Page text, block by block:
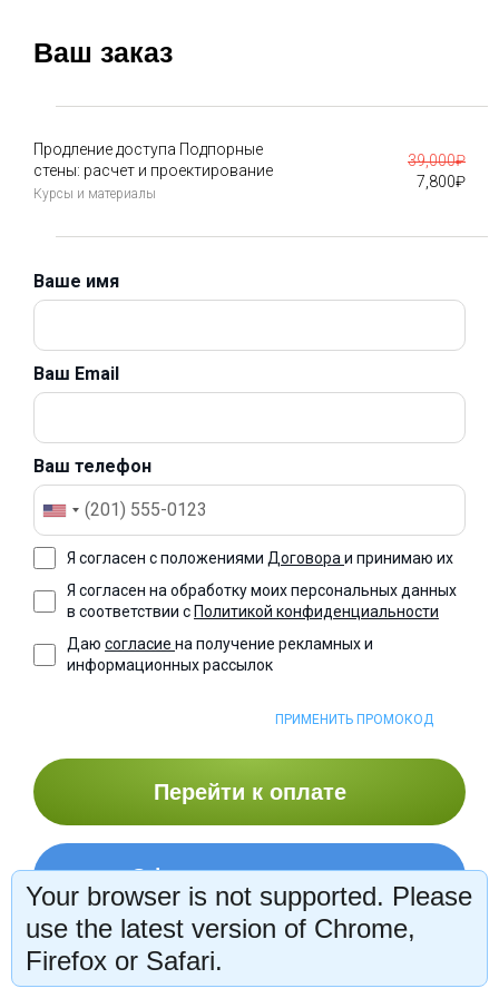
Ваш заказ
Продление доступа Подпорные
стены: расчет и проектирование
Курсы и материалы
39,000₽
7,800₽
Ваше имя
Ваш Email
Ваш телефон
Я согласен с положениями Договора и принимаю их
Я согласен на обработку моих персональных данных
в соответствии с Политикой конфиденциальности
Даю согласие на получение рекламных и
информационных рассылок
ПРИМЕНИТЬ ПРОМОКОД
Перейти к оплате
Оформить рассрочку
Your browser is not supported. Please
use the latest version of Chrome,
Firefox or Safari.